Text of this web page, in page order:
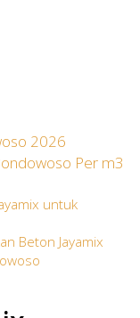
2026
Per m3
untuk
Beton Jayamix